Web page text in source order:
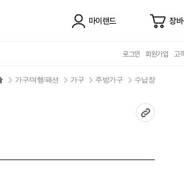
마이랜드 장
로그인 회원가입 고
가구/여행/패션 가구 주방가구 수납장